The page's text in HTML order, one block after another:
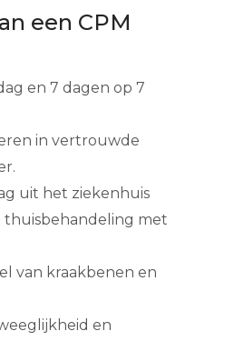
een CPM
en 7 dagen op 7
in vertrouwde
uit het ziekenhuis
thuisbehandeling met
van kraakbenen en
en